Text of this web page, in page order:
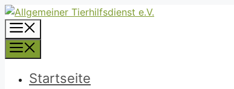
Zum
Inhalt
springen
Startseite